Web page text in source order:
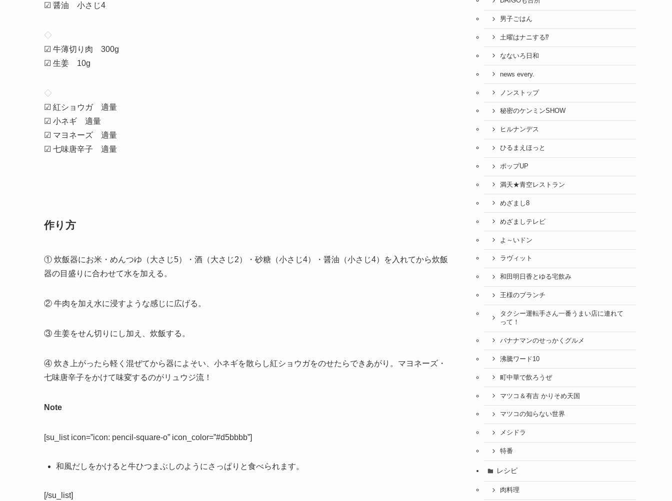
☑ 醤油 小さじ4
◇
☑ 牛薄切り肉 300g
☑ 生姜 10g
◇
☑ 紅ショウガ 適量
☑ 小ネギ 適量
☑ マヨネーズ 適量
☑ 七味唐辛子 適量
作り方
① 炊飯器にお米・めんつゆ（大さじ5）・酒（大さじ2）・砂糖（小さじ4）・醤油（小さじ4）を入れてから炊飯
器の目盛りに合わせて水を加える。
② 牛肉を加え水に浸すような感じに広げる。
③ 生姜をせん切りにし加え、炊飯する。
④ 炊き上がったら軽く混ぜてから器によそい、小ネギを散らし紅ショウガをのせたらできあがり。マヨネーズ・
七味唐辛子をかけて味変するのがリュウジ流！
Note
[su_list icon=”icon: pencil-square-o” icon_color=”#d5bbbb”]
和風だしをかけると牛ひつまぶしのようにさっぱりと食べられます。
[/su_list]
男子ごはん
土曜はナニする⁉
なないろ日和
news every.
ノンストップ
秘密のケンミンSHOW
ヒルナンデス
ひるまえほっと
ポップUP
満天★青空レストラン
めざまし8
めざましテレビ
よ～いドン
ラヴィット
和田明日香とゆる宅飲み
王様のブランチ
タクシー運転手さん一番うまい店に連れて
って！
バナナマンのせっかくグルメ
沸騰ワード10
町中華で飲ろうぜ
マツコ＆有吉 かりそめ天国
マツコの知らない世界
メシドラ
特番
レシピ
肉料理